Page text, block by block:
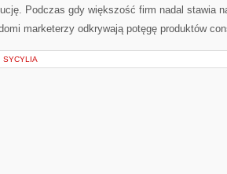
Podczas gdy większość firm nadal stawia
marketerzy odkrywają potęgę produktów
SYCYLIA